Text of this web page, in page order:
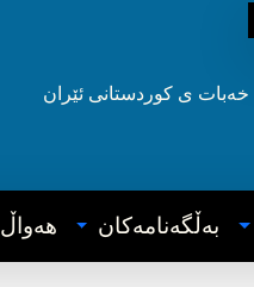
خه‌بات ی کوردستانی ئێران
به‌ڵگه‌نامه‌کان هه‌واڵ